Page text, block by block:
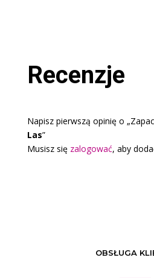
Recenzje
Napisz pierwszą opinię o
Las”
Musisz się zalogować, aby
OBSŁUGA